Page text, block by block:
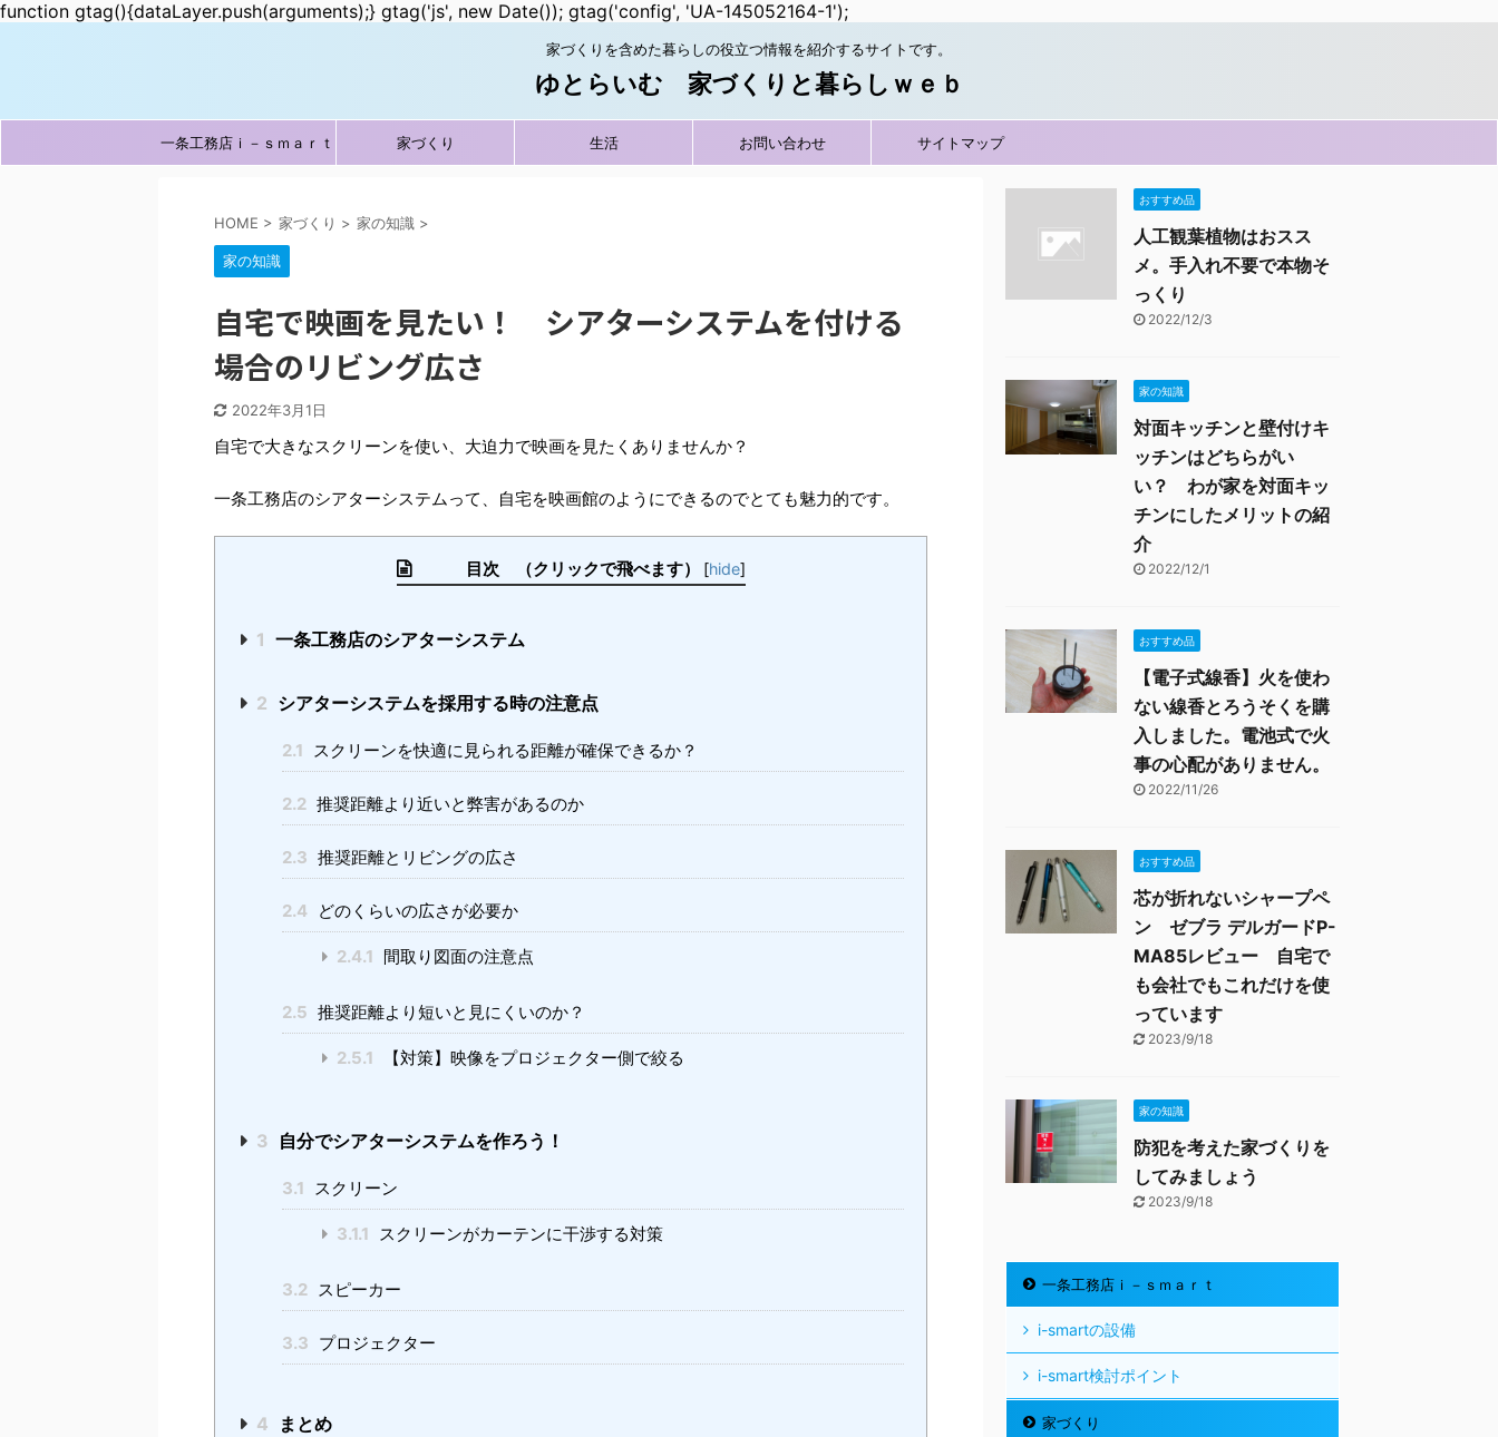
function gtag(){dataLayer.push(arguments);} gtag('js', new Date()); gtag('config', 'UA-145052164-1');
家づくりを含めた暮らしの役立つ情報を紹介するサイトです。
ゆとらいむ 家づくりと暮らしｗｅｂ
一条工務店ｉ－ｓｍａｒｔ 家づくり 生活 お問い合わせ サイトマップ
HOME > 家づくり > 家の知識 >
家の知識
自宅で映画を見たい！ シアターシステムを付ける
場合のリビング広さ
2022年3月1日
自宅で大きなスクリーンを使い、大迫力で映画を見たくありませんか？
一条工務店のシアターシステムって、自宅を映画館のようにできるのでとても魅力的です。
目次 （クリックで飛べます） [hide]
1 一条工務店のシアターシステム
2 シアターシステムを採用する時の注意点
2.1 スクリーンを快適に見られる距離が確保できるか？
2.2 推奨距離より近いと弊害があるのか
2.3 推奨距離とリビングの広さ
2.4 どのくらいの広さが必要か
2.4.1 間取り図面の注意点
2.5 推奨距離より短いと見にくいのか？
2.5.1 【対策】映像をプロジェクター側で絞る
3 自分でシアターシステムを作ろう！
3.1 スクリーン
3.1.1 スクリーンがカーテンに干渉する対策
3.2 スピーカー
3.3 プロジェクター
4 まとめ
おすすめ品
人工観葉植物はおスス
メ。手入れ不要で本物そ
っくり
2022/12/3
家の知識
対面キッチンと壁付けキ
ッチンはどちらがい
い？ わが家を対面キッ
チンにしたメリットの紹
介
2022/12/1
おすすめ品
【電子式線香】火を使わ
ない線香とろうそくを購
入しました。電池式で火
事の心配がありません。
2022/11/26
おすすめ品
芯が折れないシャープペ
ン ゼブラ デルガードP-
MA85レビュー 自宅で
も会社でもこれだけを使
っています
2023/9/18
家の知識
防犯を考えた家づくりを
してみましょう
2023/9/18
一条工務店ｉ－ｓｍａｒｔ
i-smartの設備
i-smart検討ポイント
家づくり